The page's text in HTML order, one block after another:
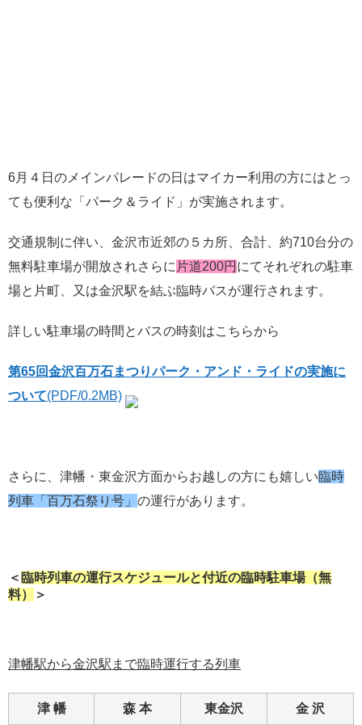
6月４日のメインパレードの日はマイカー利用の方にはとっ
ても便利な「パーク＆ライド」が実施されます。
交通規制に伴い、金沢市近郊の５カ所、合計、約710台分の
無料駐車場が開放されさらに片道200円 にてそれぞれの駐車
場と片町、又は金沢駅を結ぶ臨時バスが運行されます。
詳しい駐車場の時間とバスの時刻はこちらから
第65回金沢百万石まつりパーク・アンド・ライドの実施に
ついて(PDF/0.2MB)
さらに、津幡・東金沢方面からお越しの方にも嬉しい臨時
列車「百万石祭り号」 の運行があります。
＜ 臨時列車の運行スケジュールと付近の臨時駐車場（無
料）
＞
津幡駅から金沢駅まで臨時運行する列車
津 幡 森 本 東金沢 金 沢